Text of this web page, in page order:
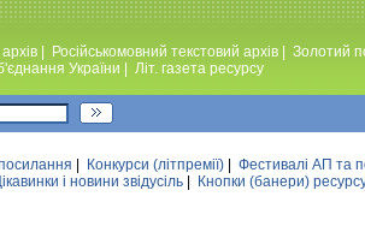
архiв Російськомовний текстовий архів Золотий
України Лiт. газета ресурсу
посилання Конкурси (лiтпремiї) Фестивалi АП та
і новини звідусіль Кнопки (банери)